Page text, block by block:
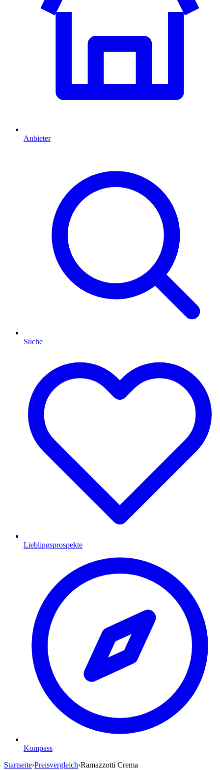
Anbieter
Suche
Lieblingsprospekte
Kompass
Startseite›Preisvergleich›Ramazzotti Crema